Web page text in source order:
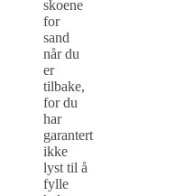
skoene
for
sand
når du
er
tilbake,
for du
har
garantert
ikke
lyst til å
fylle